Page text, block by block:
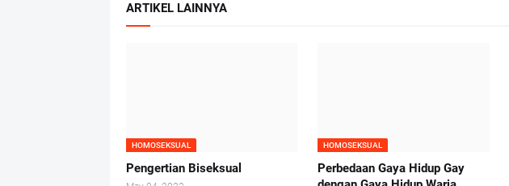
ARTIKEL LAINNYA
HOMOSEKSUAL
Pengertian Biseksual
HOMOSEKSUAL
Perbedaan Gaya Hidup Gay